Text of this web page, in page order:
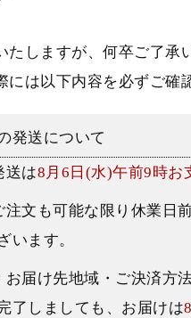
たしますが、何卒ご了承
には以下内容を必ずご確
発送について
送は8月6日(水)午前9時お
文も可能な限り休業日
います。
お届け先地域・ご決済方
了しましても、お届けは